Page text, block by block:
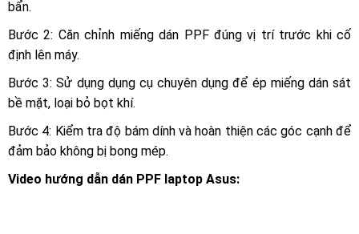
bẩn.
Bước 2: Căn chỉnh miếng dán PPF đúng vị trí trước khi cố
định lên máy.
Bước 3: Sử dụng dụng cụ chuyên dụng để ép miếng dán sát
bề mặt, loại bỏ bọt khí.
Bước 4: Kiểm tra độ bám dính và hoàn thiện các góc cạnh để
đảm bảo không bị bong mép.
Video hướng dẫn dán PPF laptop Asus: